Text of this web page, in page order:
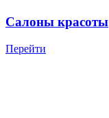
Салоны красоты
Перейти